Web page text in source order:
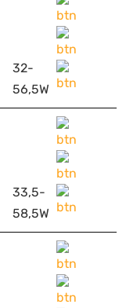
32-
56,5W
33,5-
58,5W